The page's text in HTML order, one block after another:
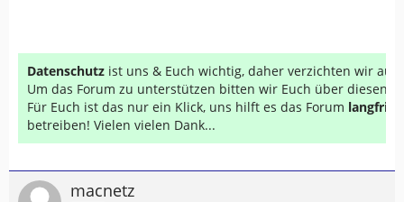
Datenschutz ist uns & Euch wichtig, daher verzichten wir auf
Um das Forum zu unterstützen bitten wir Euch über diesen
Für Euch ist das nur ein Klick, uns hilft es das Forum
betreiben! Vielen vielen Dank...
macnetz